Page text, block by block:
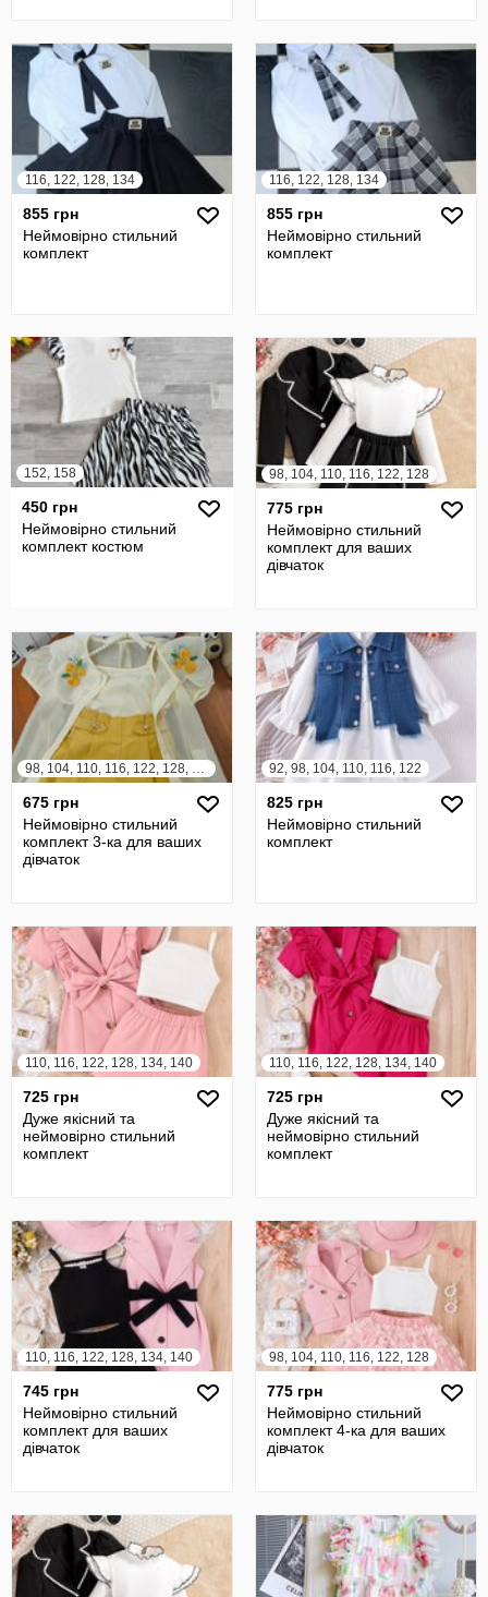
116, 122, 128, 134
855 грн
Неймовірно стильний
комплект
116, 122, 128, 134
855 грн
Неймовірно стильний
комплект
152, 158
450 грн
Неймовірно стильний
комплект костюм
98, 104, 110, 116, 122, 128
775 грн
Неймовірно стильний
комплект для ваших
дівчаток
98, 104, 110, 116, 122, 128, 134, 140
675 грн
Неймовірно стильний
комплект 3-ка для ваших
дівчаток
92, 98, 104, 110, 116, 122
825 грн
Неймовірно стильний
комплект
110, 116, 122, 128, 134, 140
725 грн
Дуже якісний та
неймовірно стильний
комплект
110, 116, 122, 128, 134, 140
725 грн
Дуже якісний та
неймовірно стильний
комплект
110, 116, 122, 128, 134, 140
745 грн
Неймовірно стильний
комплект для ваших
дівчаток
98, 104, 110, 116, 122, 128
775 грн
Неймовірно стильний
комплект 4-ка для ваших
дівчаток